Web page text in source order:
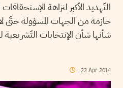
التّهديد الأكبر لنزاهة
حازمة من الجهات المسؤولة حتّى
شأنها شأن الإنتخابات التّشريعية
22 Apr 2014